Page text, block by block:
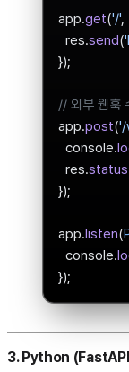
app.get('/',
  res.
send(
});
// 외부 웹훅
app.post('/
  console.
  res.
status
});
app.listen(
  console.
});
3. Python